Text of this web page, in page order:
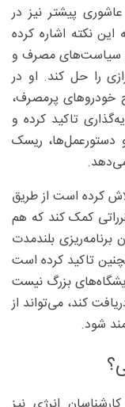
پیشتر نیز در
نکته اشاره کرده
سیاست‌های مصرف و
را حل کند. او در
خودروهای پرمصرف،
تاکید کرده و
دستورعمل‌ها، ریسک
کرده است از طریق
کمک کند که هم
بلندمدت
تاکید کرده است
بزرگ نیست
کند، می‌تواند از
شود.